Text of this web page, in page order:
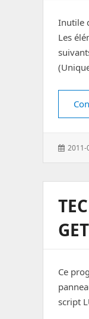
Inutile
Les
Posted
2011-
Ce
script